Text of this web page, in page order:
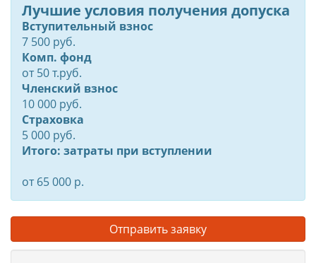
Лучшие условия получения допуска
Вступительный взнос
7 500 руб.
Комп. фонд
от50т.руб.
Членский взнос
10 000 руб.
Страховка
5 000 руб.
Итого: затраты при вступлении
от 65 000 р.
Отправить заявку